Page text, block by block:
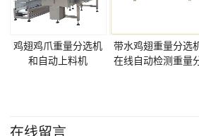
鸡翅鸡爪重量分选机
和自动上料机
带水鸡翅重量分选
在线自动检测重量
在线留言